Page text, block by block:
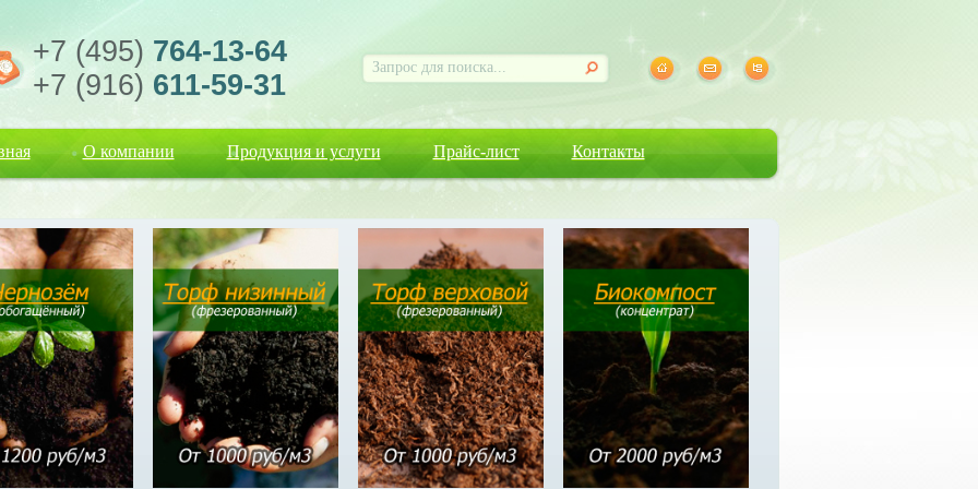
+7 (495) 764-13-64
+7 (916) 611-59-31
О компании Продукция и услуги Прайс-лист Контакты